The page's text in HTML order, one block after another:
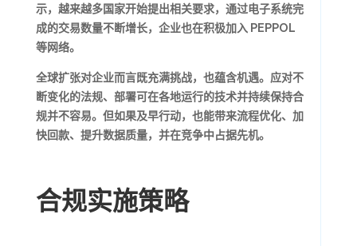
示，越来越多国家开始提出相关要求，通过电子系统完
成的交易数量不断增长，企业也在积极加入 PEPPOL
等网络。
全球扩张对企业而言既充满挑战，也蕴含机遇。应对不
断变化的法规、部署可在各地运行的技术并持续保持合
规并不容易。但如果及早行动，也能带来流程优化、加
快回款、提升数据质量，并在竞争中占据先机。
合规实施策略